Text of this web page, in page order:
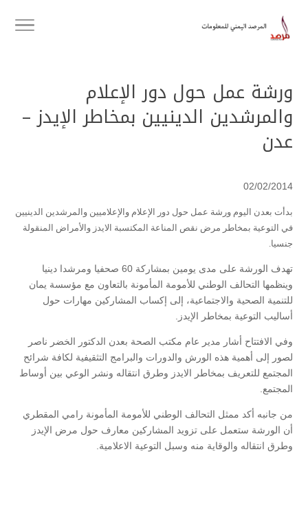
ورشة عمل حول دور الإعلام
والمرشدين الدينيين بمخاطر الإيدز –
عدن
02/02/2014
بدأت بعدن اليوم ورشة عمل حول دور الإعلام والإعلاميين والمرشدين الدينيين
في التوعية بمخاطر مرض نقص المناعة المكتسبة الايدز والأمراض المنقولة
جنسيا.
تهدف الورشة على مدى يومين بمشاركة 60 صحفيا ومرشدا دينيا
وينظمها التحالف الوطني للأمومة المأمونة بالتعاون مع مؤسسة يمان
للتنمية الصحية والاجتماعية، إلى إكساب المشاركين مهارات حول
أساليب التوعية بمخاطر الإيدز.
وفي الافتتاح أشار مدير عام مكتب الصحة بعدن الدكتور الخضر ناصر
لصور إلى أهمية هذه الورش والدورات والبرامج التثقيفية لكافة شرائح
المجتمع للتعريف بمخاطر الايدز وطرق انتقاله ونشر الوعي بين أوساط
المجتمع.
من جانبه أكد ممثل التحالف الوطني للأمومة المأمونة رامي المقطري
أن الورشة ستعمل على تزويد المشاركين معارف حول مرض الإيدز
وطرق انتقاله والوقاية منه وسبل التوعية الاعلامية.